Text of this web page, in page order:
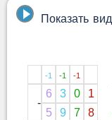
Показать
-1 -1 -1
-
6 3 0
1
5
9 7
8